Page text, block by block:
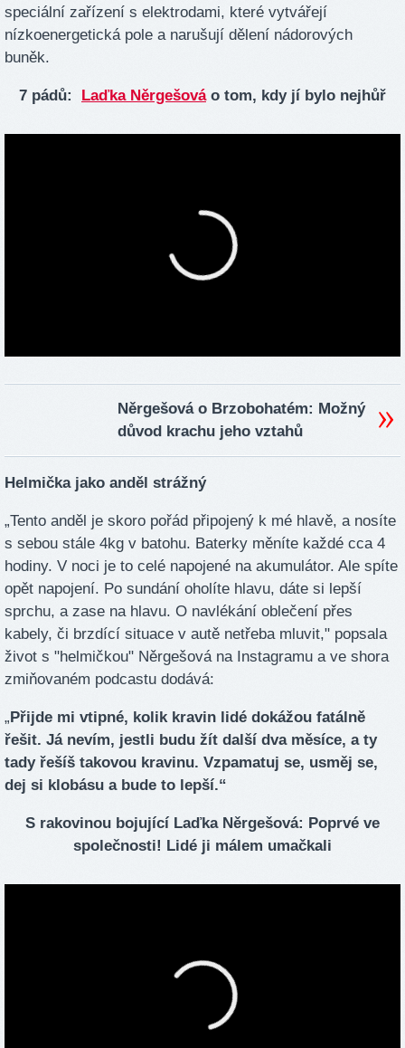
speciální zařízení s elektrodami, které vytvářejí
nízkoenergetická pole a narušují dělení nádorových
buněk.
7 pádů: Laďka Něrgešováo tom, kdy jí bylo nejhůř
Něrgešová o Brzobohatém: Možný
důvod krachu jeho vztahů
Helmička jako anděl strážný
„Tento anděl je skoro pořád připojený k mé hlavě, a nosíte
s sebou stále 4kg v batohu. Baterky měníte každé cca 4
hodiny. V noci je to celé napojené na akumulátor. Ale spíte
opět napojení. Po sundání oholíte hlavu, dáte si lepší
sprchu, a zase na hlavu. O navlékání oblečení přes
kabely, či brzdící situace v autě netřeba mluvit," popsala
život s "helmičkou" Něrgešová na Instagramu a ve shora
zmiňovaném podcastu dodává:
„Přijde mi vtipné, kolik kravin lidé dokážou fatálně
řešit. Já nevím, jestli budu žít další dva měsíce, a ty
tady řešíš takovou kravinu. Vzpamatuj se, usměj se,
dej si klobásu a bude to lepší.“
S rakovinou bojující Laďka Něrgešová: Poprvé ve
společnosti! Lidé ji málem umačkali